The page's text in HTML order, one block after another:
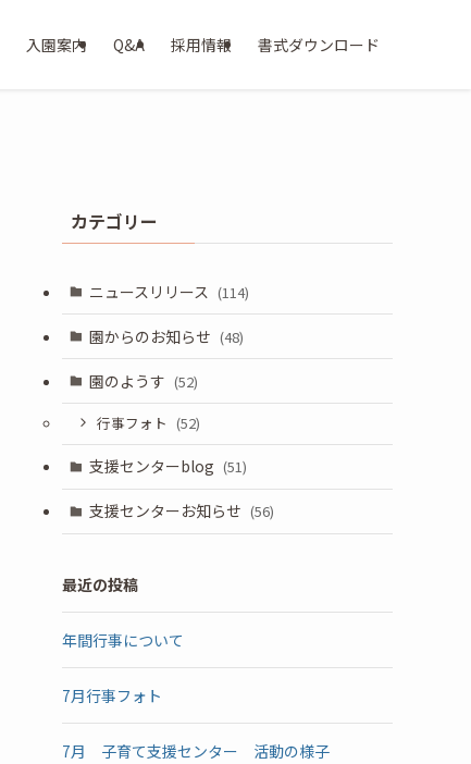
入園案内 Q&A 採用情報 書式ダウンロード
カテゴリー
ニュースリリース (114)
園からのお知らせ (48)
園のようす (52)
行事フォト (52)
支援センターblog (51)
支援センターお知らせ (56)
最近の投稿
年間行事について
7月行事フォト
7月 子育て支援センター 活動の様子